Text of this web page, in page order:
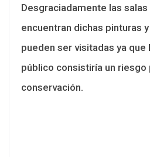
Desgraciadamente las salas
encuentran dichas pinturas
pueden ser visitadas ya que
público consistiría un riesgo
conservación.